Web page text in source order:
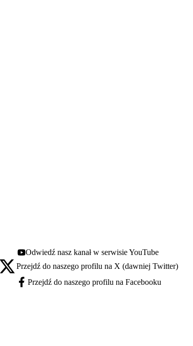
Youtube - otwiera się w nowej karcie
Odwiedź nasz kanał w serwisie YouTube
X - otwiera się w nowej karcie
Przejdź do naszego profilu na X (dawniej Twitter)
Facebook - otwiera się w nowej karcie
Przejdź do naszego profilu na Facebooku